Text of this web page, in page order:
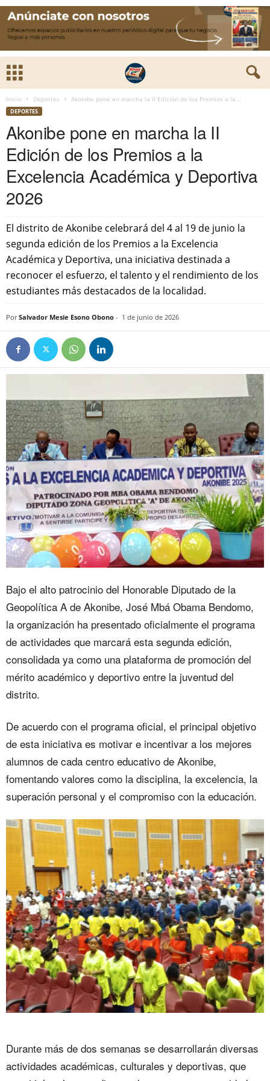
Inicio Deportes Akonibe pone en marcha la II Edición de los Premios a la...
DEPORTES
Akonibe pone en marcha la II
Edición de los Premios a la
Excelencia Académica y Deportiva
2026
El distrito de Akonibe celebrará del 4 al 19 de junio la
segunda edición de los Premios a la Excelencia
Académica y Deportiva, una iniciativa destinada a
reconocer el esfuerzo, el talento y el rendimiento de los
estudiantes más destacados de la localidad.
Por Salvador Mesie Esono Obono - 1 de junio de 2026
Bajo el alto patrocinio del Honorable Diputado de la
Geopolítica A de Akonibe, José Mbá Obama Bendomo,
la organización ha presentado oficialmente el programa
de actividades que marcará esta segunda edición,
consolidada ya como una plataforma de promoción del
mérito académico y deportivo entre la juventud del
distrito.
De acuerdo con el programa oficial, el principal objetivo
de esta iniciativa es motivar e incentivar a los mejores
alumnos de cada centro educativo de Akonibe,
fomentando valores como la disciplina, la excelencia, la
superación personal y el compromiso con la educación.
Durante más de dos semanas se desarrollarán diversas
actividades académicas, culturales y deportivas, que